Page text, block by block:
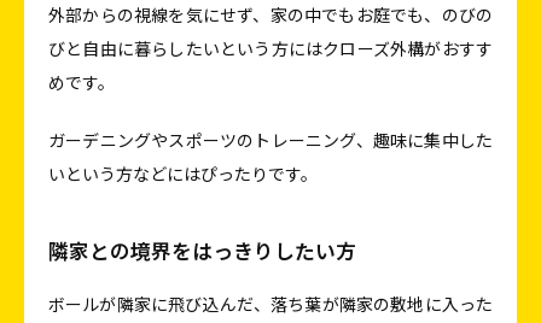
外部からの視線を気にせず、家の中でもお庭でも、のびの
びと自由に暮らしたいという方にはクローズ外構がおすす
めです。
ガーデニングやスポーツのトレーニング、趣味に集中した
いという方などにはぴったりです。
隣家との境界をはっきりしたい方
ボールが隣家に飛び込んだ、落ち葉が隣家の敷地に入った